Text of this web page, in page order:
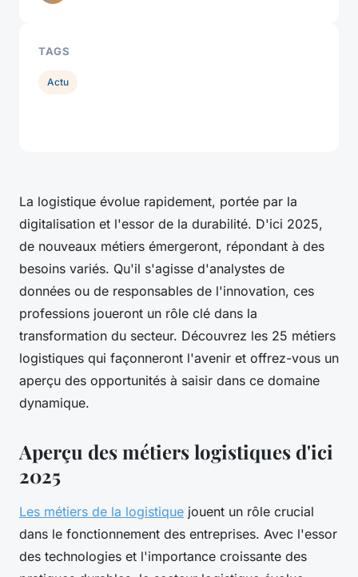
La logistique évolue rapidement, portée par la
digitalisation et l'essor de la durabilité. D'ici 2025,
de nouveaux métiers émergeront, répondant à des
besoins variés. Qu'il s'agisse d'analystes de
données ou de responsables de l'innovation, ces
professions joueront un rôle clé dans la
transformation du secteur. Découvrez les 25 métiers
logistiques qui façonneront l'avenir et offrez-vous un
aperçu des opportunités à saisir dans ce domaine
dynamique.
Aperçu des métiers logistiques d'ici
2025
Les métiers de la logistique jouent un rôle crucial
dans le fonctionnement des entreprises. Avec l'essor
des technologies et l'importance croissante des
TAGS
Actu